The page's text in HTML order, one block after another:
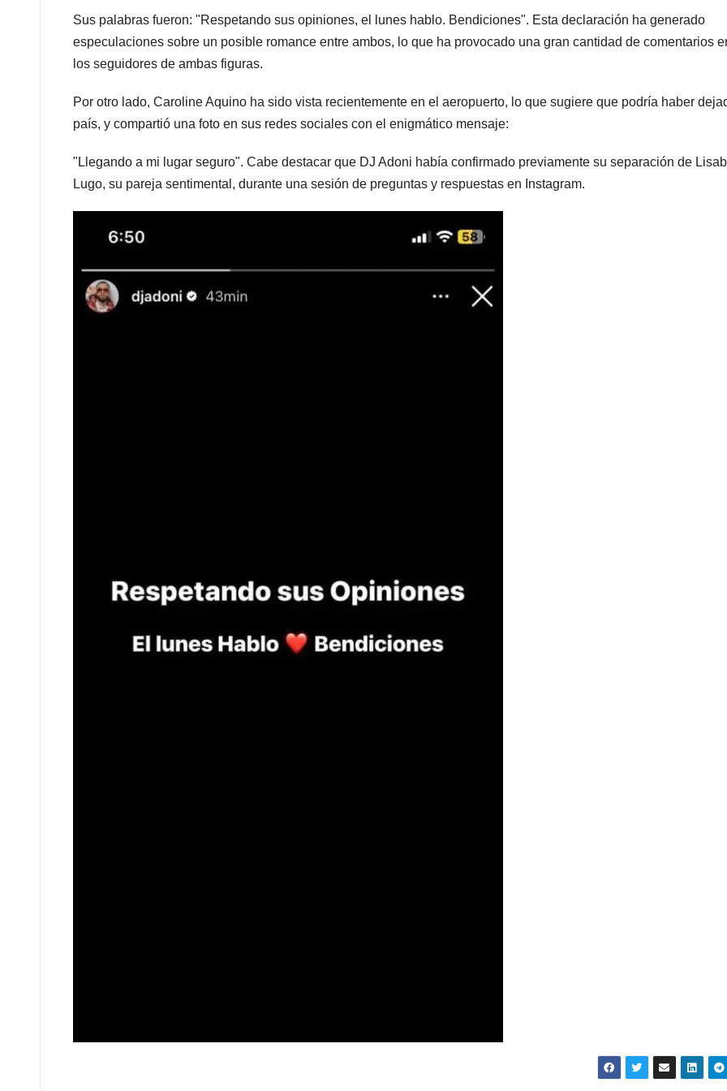
Sus palabras fueron: "Respetando sus opiniones, el lunes hablo. Bendiciones". Esta declaración ha generado
especulaciones sobre un posible romance entre ambos, lo que ha provocado una gran cantidad de comentarios
los seguidores de ambas figuras.
Por otro lado, Caroline Aquino ha sido vista recientemente en el aeropuerto, lo que sugiere que podría haber
país, y compartió una foto en sus redes sociales con el enigmático mensaje:
"Llegando a mi lugar seguro". Cabe destacar que DJ Adoni había confirmado previamente su separación de
Lugo, su pareja sentimental, durante una sesión de preguntas y respuestas en Instagram.